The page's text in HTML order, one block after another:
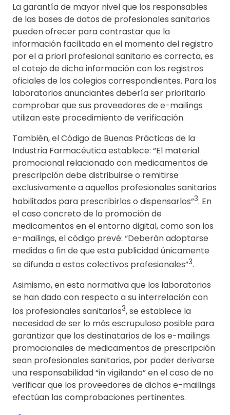
La garantía de mayor nivel que los responsables
de las bases de datos de profesionales sanitarios
pueden ofrecer para contrastar que la
información facilitada en el momento del registro
por el a priori profesional sanitario es correcta, es
el cotejo de dicha información con los registros
oficiales de los colegios correspondientes. Para los
laboratorios anunciantes debería ser prioritario
comprobar que sus proveedores de e-mailings
utilizan este procedimiento de verificación.
También, el Código de Buenas Prácticas de la
Industria Farmacéutica establece: “El material
promocional relacionado con medicamentos de
prescripción debe distribuirse o remitirse
exclusivamente a aquellos profesionales sanitarios
habilitados para prescribirlos o dispensarlos”3. En
el caso concreto de la promoción de
medicamentos en el entorno digital, como son los
e-mailings, el código prevé: “Deberán adoptarse
medidas a fin de que esta publicidad únicamente
se difunda a estos colectivos profesionales”3.
Asimismo, en esta normativa que los laboratorios
se han dado con respecto a su interrelación con
los profesionales sanitarios3, se establece la
necesidad de ser lo más escrupuloso posible para
garantizar que los destinatarios de los e-mailings
promocionales de medicamentos de prescripción
sean profesionales sanitarios, por poder derivarse
una responsabilidad “in vigilando” en el caso de no
verificar que los proveedores de dichos e-mailings
efectúan las comprobaciones pertinentes.